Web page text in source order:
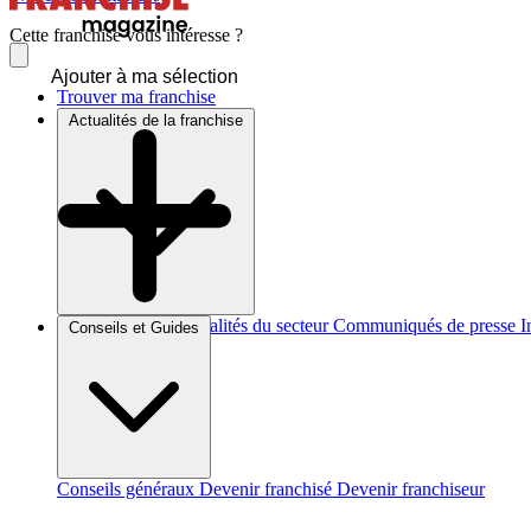
Trouver ma franchise
Actualités de la franchise
Brèves et actus Actualités du secteur Communiqués de presse
Conseils et Guides
Conseils généraux Devenir franchisé Devenir franchiseur
Cette franchise vous intéresse ?
Ajouter à ma sélection